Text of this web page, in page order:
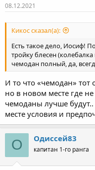
08.12.2021
Кикос сказал(а):
Есть такое дело, Иосиф!
тройку блесен
чемодан полный, да,
И то что «чемодан»
но в новом месте где
чемоданы лучше будут..
месте условия и
О Одиссей83
капитан 1-го ранга